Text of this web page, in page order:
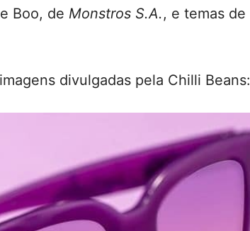
Boo, de Monstros S.A., e temas de
divulgadas pela Chilli Beans: